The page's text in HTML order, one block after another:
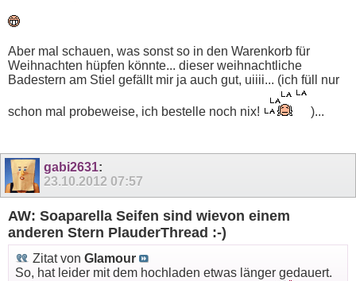
Aber mal schauen, was sonst so in den Warenkorb für
Weihnachten hüpfen könnte... dieser weihnachtliche
Badestern am Stiel gefällt mir ja auch gut, uiiii... (ich füll nur
schon mal probeweise, ich bestelle noch nix! )...
gabi2631:
23.10.2012 07:57
AW: Soaparella Seifen sind wievon einem
anderen Stern PlauderThread :-)
Zitat von Glamour
So, hat leider mit dem hochladen etwas länger gedauert.